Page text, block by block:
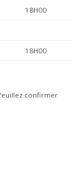
18H00
18H00
confirmer